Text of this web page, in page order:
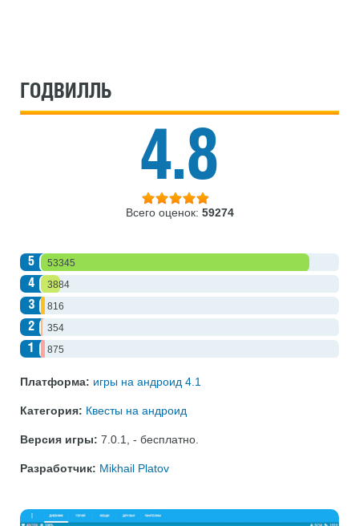
ГОДВИЛЛЬ
4.8
Всего оценок: 59274
5 53345
4 3884
3 816
2 354
1 875
Платформа: игры на андроид 4.1
Категория: Квесты на андроид
Версия игры: 7.0.1 - бесплатно
Разработчик: Mikhail Platov